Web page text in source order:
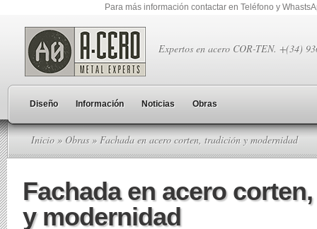
Para más información contactar en Teléfono y
Expertos en acero COR-TEN. +(34)
Diseño Información Noticias Obras
Inicio » Obras» Fachada en acero corten, tradición y modernidad
Fachada en acero
y modernidad